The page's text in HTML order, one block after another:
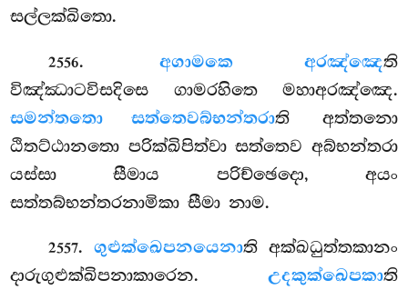
සල්ලක්ඛිතො.
2556. අගාමකෙ අරඤ්ඤෙති
විඤ්ඣාටවිසදිසෙ ගාමරහිතෙ මහාඅරඤ්ඤෙ.
සමන්තතො සත්තෙවබ්භන්තරාති අත්තනො
ඨිතට්ඨානතො පරික්ඛිපිත්වා සත්තෙව අබ්භන්තරා
යස්සා සීමාය පරිච්ඡෙදො, අයං
සත්තබ්භන්තරනාමිකා සීමා නාම.
2557. ගුළුක්ඛෙපනයෙනාති අක්ඛධුත්තකානං
දාරුගුළුක්ඛිපනාකාරෙන. උදකුක්ඛෙපකාති